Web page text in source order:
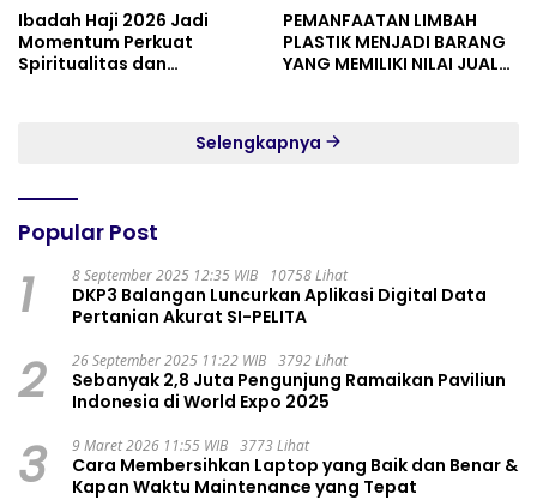
Ibadah Haji 2026 Jadi
Momentum Perkuat
Spiritualitas dan
PEMANFAATAN LIMBAH
PLASTIK MENJADI BARANG
YANG MEMILIKI NILAI JUAL
Selengkapnya
Popular Post
1 8 September 2025 12:35 WIB 10758 Lihat
DKP3 Balangan Luncurkan Aplikasi Digital Data
Pertanian Akurat SI-PELITA
2 26 September 2025 11:22 WIB 3792 Lihat
Sebanyak 2,8 Juta Pengunjung Ramaikan Paviliun
Indonesia di World Expo 2025
3 9 Maret 2026 11:55 WIB 3773 Lihat
Cara Membersihkan Laptop yang Baik dan Benar &
Kapan Waktu Maintenance yang Tepat